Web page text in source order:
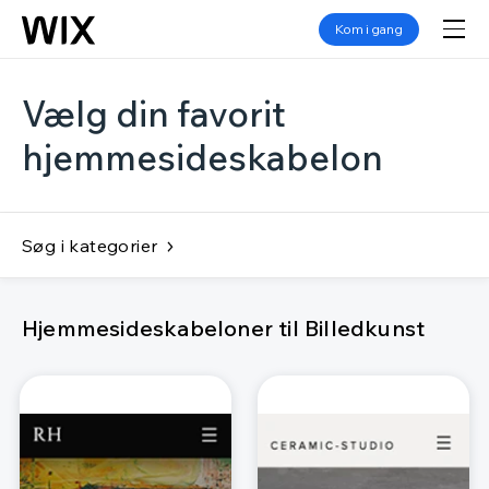
Kom i gang
Vælg din favorit
hjemmesideskabelon
Søg i kategorier
Hjemmesideskabeloner til Billedkunst